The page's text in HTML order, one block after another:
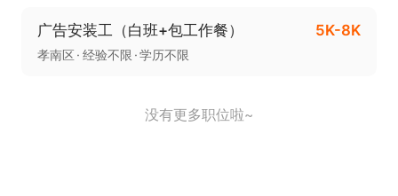
广告安装工（白班+包工作餐） 5K-8K
孝南区 经验不限 学历不限
没有更多职位啦~